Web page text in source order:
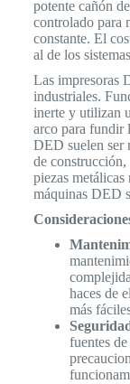
potente cañón
controlado para
constante. El
al de los
Las impresoras
industriales.
inerte y utilizan
arco para fundir
DED suelen ser
de construcción,
piezas
máquinas DED
haces de
más
fuentes